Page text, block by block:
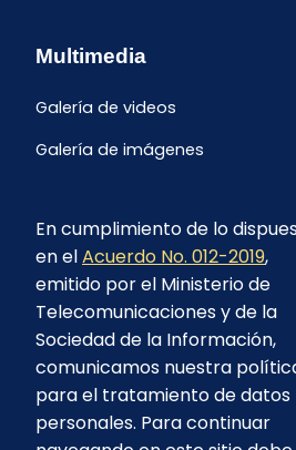
Multimedia
Galería de videos
Galería de imágenes
En cumplimiento de lo
en elAcuerdo No. 012-2019,
emitido por el Ministerio de
Telecomunicaciones y de la
Sociedad de la Información,
comunicamos nuestra
para el tratamiento de datos
personales. Para continuar